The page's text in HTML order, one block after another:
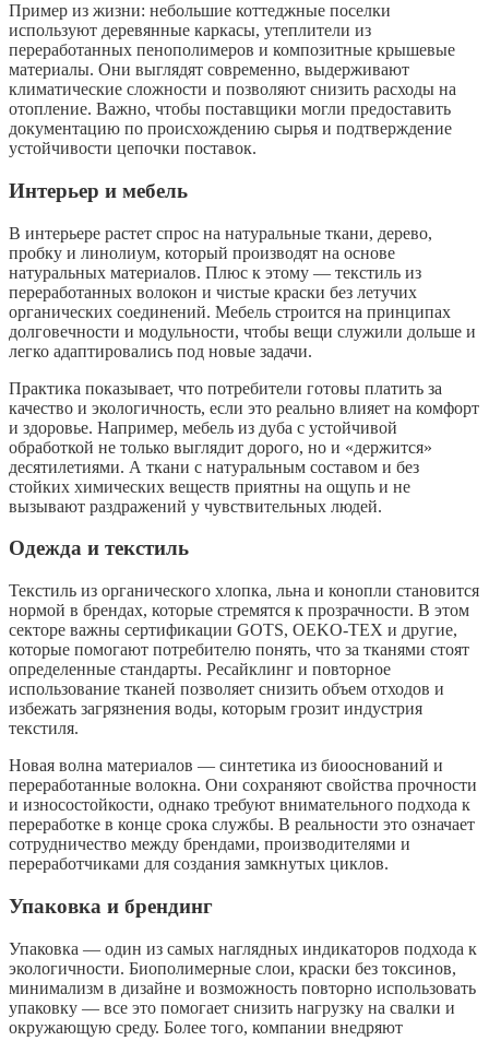
Пример из жизни: небольшие коттеджные поселки
используют деревянные каркасы, утеплители из
переработанных пенополимеров и композитные крышевые
материалы. Они выглядят современно, выдерживают
климатические сложности и позволяют снизить расходы на
отопление. Важно, чтобы поставщики могли предоставить
документацию по происхождению сырья и подтверждение
устойчивости цепочки поставок.
Интерьер и мебель
В интерьере растет спрос на натуральные ткани, дерево,
пробку и линолиум, который производят на основе
натуральных материалов. Плюс к этому — текстиль из
переработанных волокон и чистые краски без летучих
органических соединений. Мебель строится на принципах
долговечности и модульности, чтобы вещи служили дольше и
легко адаптировались под новые задачи.
Практика показывает, что потребители готовы платить за
качество и экологичность, если это реально влияет на комфорт
и здоровье. Например, мебель из дуба с устойчивой
обработкой не только выглядит дорого, но и «держится»
десятилетиями. А ткани с натуральным составом и без
стойких химических веществ приятны на ощупь и не
вызывают раздражений у чувствительных людей.
Одежда и текстиль
Текстиль из органического хлопка, льна и конопли становится
нормой в брендах, которые стремятся к прозрачности. В этом
секторе важны сертификации GOTS, OEKO-TEX и другие,
которые помогают потребителю понять, что за тканями стоят
определенные стандарты. Ресайклинг и повторное
использование тканей позволяет снизить объем отходов и
избежать загрязнения воды, которым грозит индустрия
текстиля.
Новая волна материалов — синтетика из биооснований и
переработанные волокна. Они сохраняют свойства прочности
и износостойкости, однако требуют внимательного подхода к
переработке в конце срока службы. В реальности это означает
сотрудничество между брендами, производителями и
переработчиками для создания замкнутых циклов.
Упаковка и брендинг
Упаковка — один из самых наглядных индикаторов подхода к
экологичности. Биополимерные слои, краски без токсинов,
минимализм в дизайне и возможность повторно использовать
упаковку — все это помогает снизить нагрузку на свалки и
окружающую среду. Более того, компании внедряют